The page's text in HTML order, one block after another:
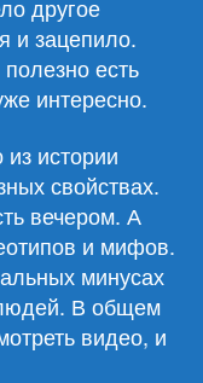
другое
и зацепило.
есть
интересно.
истории
свойствах.
вечером. А
и мифов.
минусах
В общем
видео, и